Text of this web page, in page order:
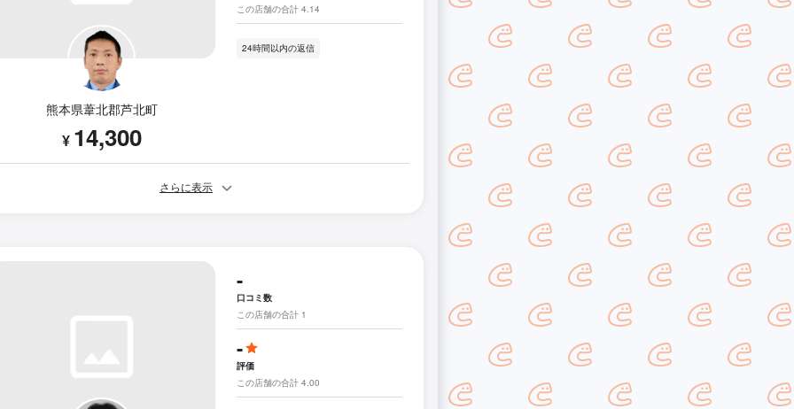
熊本県葦北郡芦北町
¥ 14,300
この店舗の合計 4.14
24時間以内の返信
さらに表示
-
口コミ数
この店舗の合計 1
-
評価
この店舗の合計 4.00